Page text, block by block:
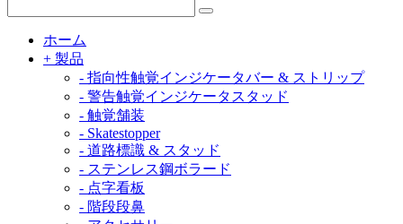
ホーム
+ 製品
- 指向性触覚インジケータバー & ストリップ
- 警告触覚インジケータスタッド
- 触覚舗装
- Skatestopper
- 道路標識 & スタッド
- ステンレス鋼ボラード
- 点字看板
- 階段段鼻